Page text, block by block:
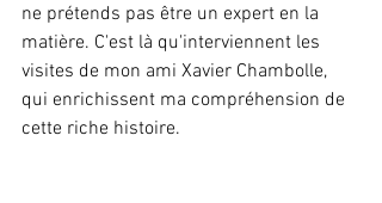
ne prétends pas être un expert en la
matière. C'est là qu'interviennent les
visites de mon ami Xavier Chambolle,
qui enrichissent ma compréhension de
cette riche histoire.